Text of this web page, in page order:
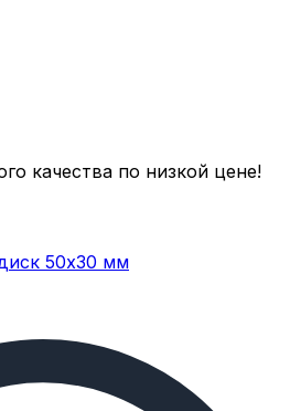
качества по низкой цене!
50х30 мм